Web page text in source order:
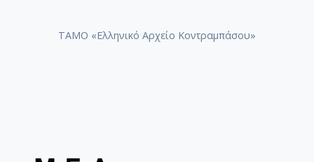
ΤΑΜΟ «Ελληνικό Αρχείο Κοντραμπάσου»